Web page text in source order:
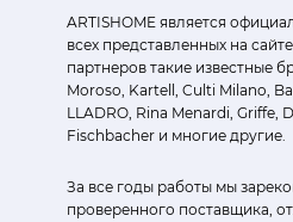
ARTISHOME является
всех представленных на
партнеров такие известные
Moroso, Kartell, Culti Milano,
LLADRO, Rina Menardi, Griffe,
Fischbacher и многие другие.
За все годы работы мы
проверенного поставщика,